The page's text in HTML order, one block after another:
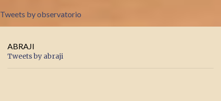
Tweets by observatorio
ABRAJI
Tweets by abraji